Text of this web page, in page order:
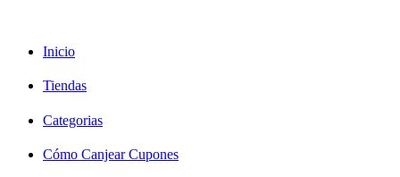
Inicio
Tiendas
Categorias
Cómo Canjear Cupones